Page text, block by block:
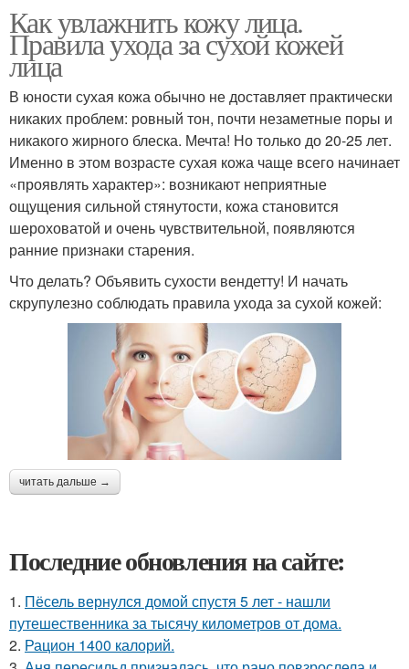
Как увлажнить кожу лица.
Правила ухода за сухой кожей
лица
В юности сухая кожа обычно не доставляет практически
никаких проблем: ровный тон, почти незаметные поры и
никакого жирного блеска. Мечта! Но только до 20-25 лет.
Именно в этом возрасте сухая кожа чаще всего начинает
«проявлять характер»: возникают неприятные
ощущения сильной стянутости, кожа становится
шероховатой и очень чувствительной, появляются
ранние признаки старения.
Что делать? Объявить сухости вендетту! И начать
скрупулезно соблюдать правила ухода за сухой кожей:
читать дальше →
Последние обновления на сайте:
1. Пёсель вернулся домой спустя 5 лет - нашли
путешественника за тысячу километров от дома.
2. Рацион 1400 калорий.